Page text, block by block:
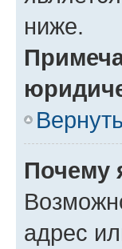
ниже.
Почему
адрес